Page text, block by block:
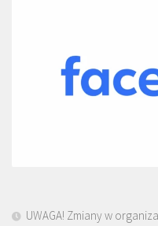
UWAGA! Zmiany w